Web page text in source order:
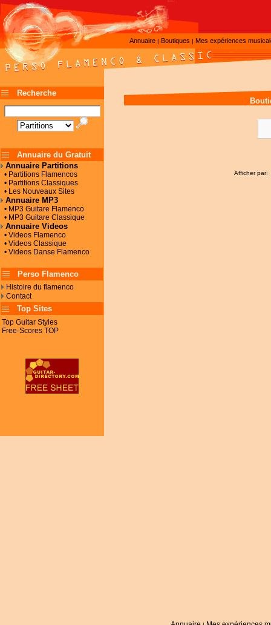
Annuaire | Boutiques | Mes expériences
Recherche
Annuaire du Gratuit
Annuaire Partitions
• Partitions Flamencos
• Partitions Classiques
• Les Nouveaux Sites
Annuaire MP3
• MP3 Guitare Flamenco
• MP3 Guitare Classique
Annuaire Videos
• Videos Flamenco
• Videos Classique
• Videos Danse Flamenco
Perso Flamenco
Histoire du flamenco
Contact
Top Sites
Top Guitar Styles
Free-Scores TOP
Afficher par: